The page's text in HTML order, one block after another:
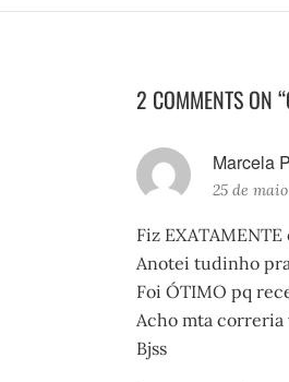
2 COMMENTS ON
Marcela
25 de maio
Fiz EXATAMENTE
Anotei tudinho
Foi ÓTIMO pq
Acho mta correria
Bjss